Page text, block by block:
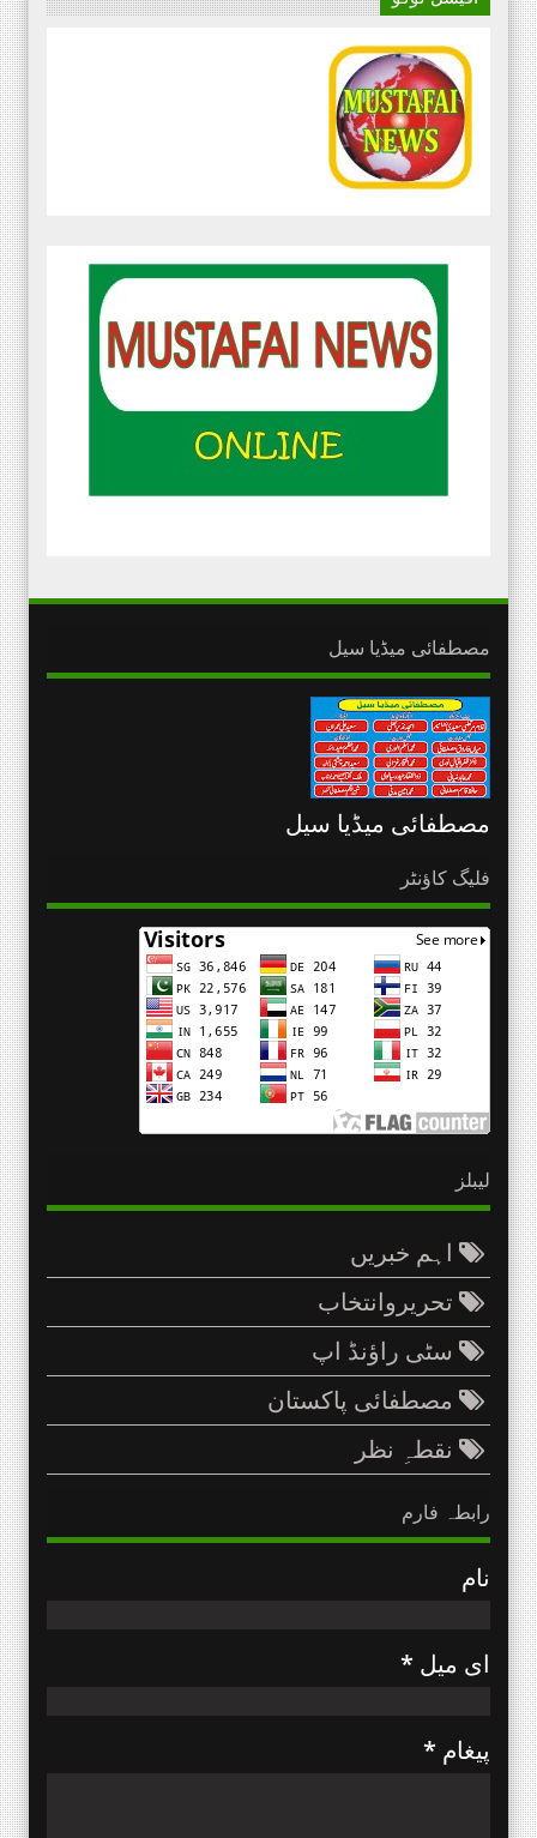
مصطفائی میڈیا سیل
مصطفائی میڈیا سیل
فلیگ کاؤنٹر
لیبلز
اہم خبریں
تحریروانتخاب
سٹی راؤنڈ اپ
مصطفائی پاکستان
نقطہِ نظر
رابطہ فارم
نام
ای میل *
پیغام *